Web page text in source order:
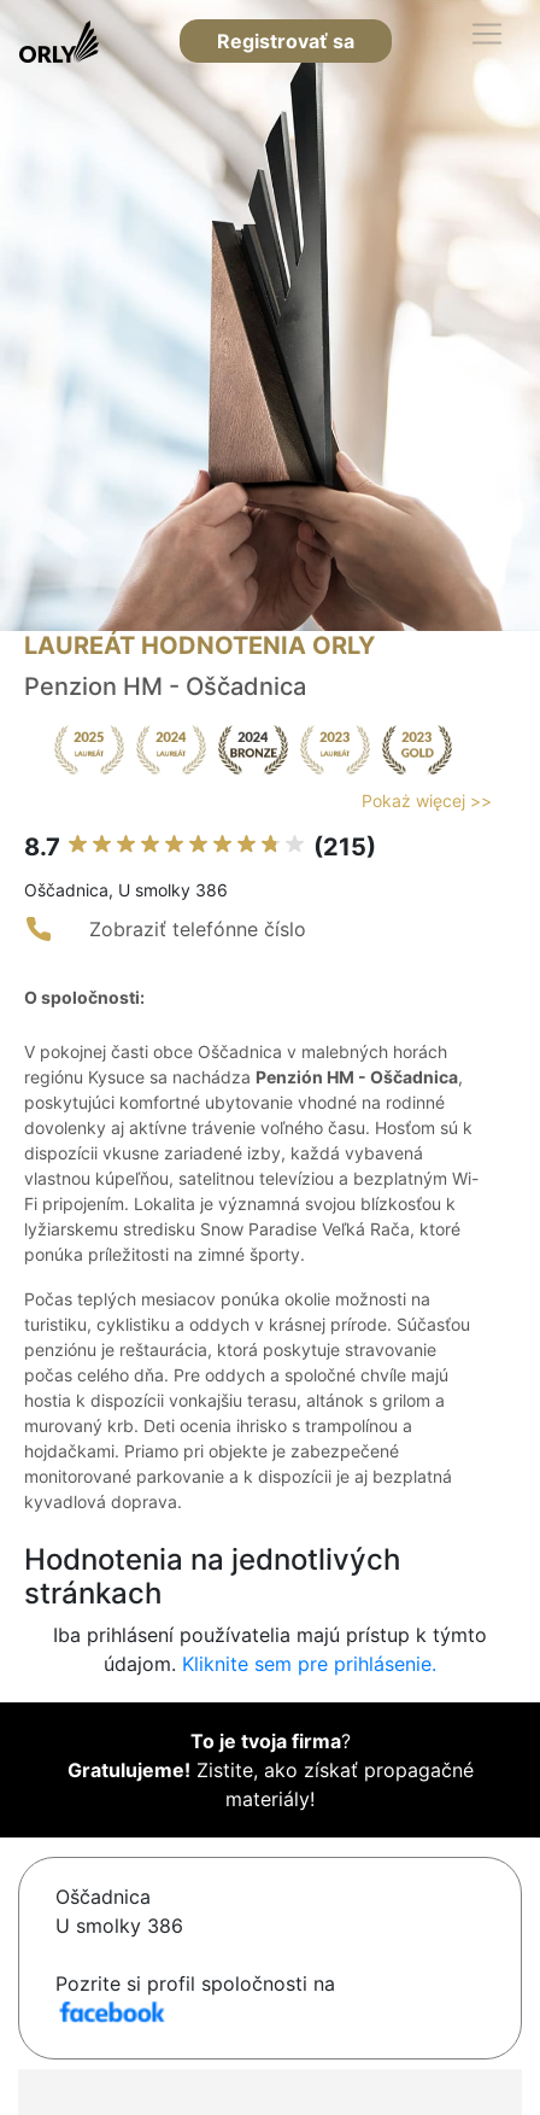
Registrovať sa
LAUREÁT HODNOTENIA ORLY
Penzion HM - Oščadnica
Pokaż więcej >>
8.7 (215)
Oščadnica, U smolky 386
Zobraziť telefónne číslo
O spoločnosti:
V pokojnej časti obce Oščadnica v malebných horách
regiónu Kysuce sa nachádza Penzión HM - Oščadnica,
poskytujúci komfortné ubytovanie vhodné na rodinné
dovolenky aj aktívne trávenie voľného času. Hosťom sú k
dispozícii vkusne zariadené izby, každá vybavená
vlastnou kúpeľňou, satelitnou televíziou a bezplatným Wi-
Fi pripojením. Lokalita je významná svojou blízkosťou k
lyžiarskemu stredisku Snow Paradise Veľká Rača, ktoré
ponúka príležitosti na zimné športy.
Počas teplých mesiacov ponúka okolie možnosti na
turistiku, cyklistiku a oddych v krásnej prírode. Súčasťou
penziónu je reštaurácia, ktorá poskytuje stravovanie
počas celého dňa. Pre oddych a spoločné chvíle majú
hostia k dispozícii vonkajšiu terasu, altánok s grilom a
murovaný krb. Deti ocenia ihrisko s trampolínou a
hojdačkami. Priamo pri objekte je zabezpečené
monitorované parkovanie a k dispozícii je aj bezplatná
kyvadlová doprava.
Hodnotenia na jednotlivých
stránkach
Iba prihlásení používatelia majú prístup k týmto
údajom. Kliknite sem pre prihlásenie.
To je tvoja firma?
Gratulujeme! Zistite, ako získať propagačné
materiály!
Oščadnica
U smolky 386
Pozrite si profil spoločnosti na